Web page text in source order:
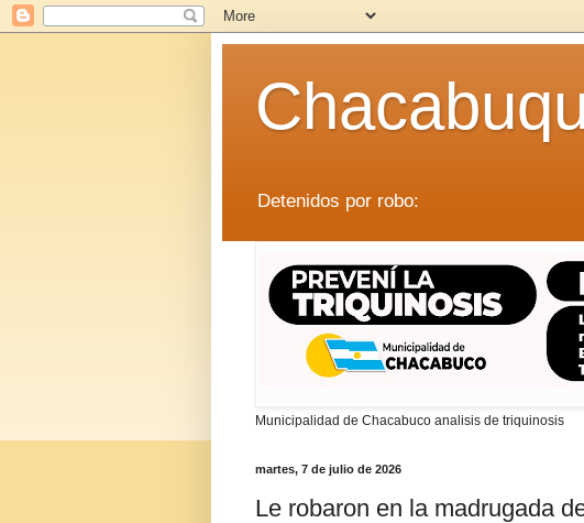
Detenidos por robo:
Municipalidad de Chacabuco analisis de triquinosis
martes, 7 de julio de 2026
Le robaron en la madrugada